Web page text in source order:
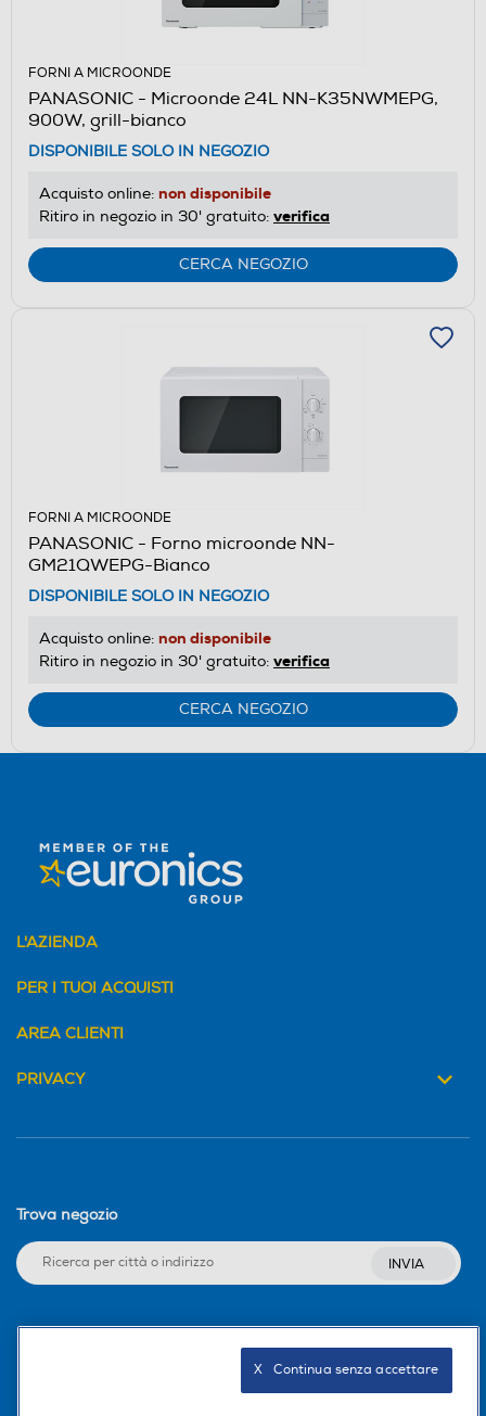
FORNI A MICROONDE
PANASONIC - Microonde 24L NN-K35NWMEPG,
900W, grill-bianco
DISPONIBILE SOLO IN NEGOZIO
Acquisto online: non disponibile
Ritiro in negozio in 30' gratuito: verifica
CERCA NEGOZIO
FORNI A MICROONDE
PANASONIC - Forno microonde NN-
GM21QWEPG-Bianco
DISPONIBILE SOLO IN NEGOZIO
Acquisto online: non disponibile
Ritiro in negozio in 30' gratuito: verifica
CERCA NEGOZIO
L'AZIENDA
PER I TUOI ACQUISTI
AREA CLIENTI
PRIVACY
Trova negozio
INVIA
X   Continua senza accettare